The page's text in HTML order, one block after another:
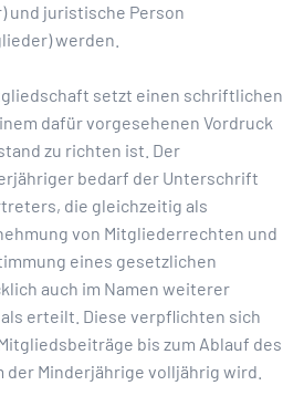
und juristische Person
werden.
setzt einen schriftlichen
dafür vorgesehenen Vordruck
zu richten ist. Der
bedarf der Unterschrift
die gleichzeitig als
von Mitgliederrechten und
eines gesetzlichen
auch im Namen weiterer
erteilt. Diese verpflichten sich
bis zum Ablauf des
der Minderjährige volljährig wird.